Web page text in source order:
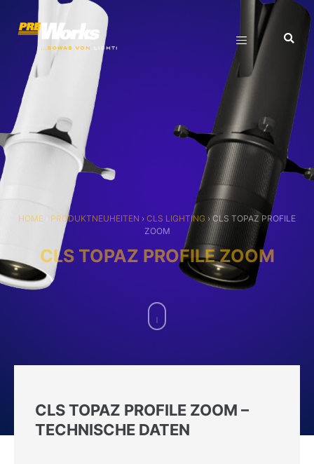
HOME PRODUKTNEUHEITEN › CLS LIGHTING ›CLS TOPAZ PROFILE
ZOOM
CLS TOPAZ PROFILE ZOOM
CLS TOPAZ PROFILE ZOOM –
TECHNISCHE DATEN